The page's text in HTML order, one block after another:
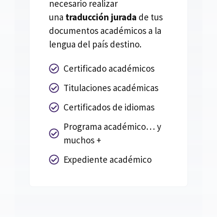
necesario realizar
una traducción jurada de tus
documentos académicos a la
lengua del país destino.
Certificado académicos
Titulaciones académicas
Certificados de idiomas
Programa académico… y
muchos +
Expediente académico